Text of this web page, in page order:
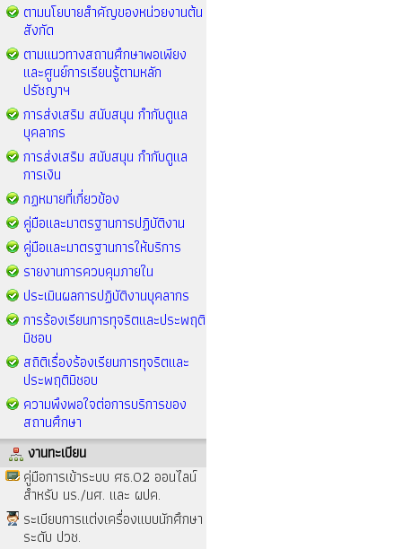
ตามนโยบายสำคัญของหน่วยงานต้น
สังกัด
ตามแนวทางสถานศึกษาพอเพียง
และศูนย์การเรียนรู้ตามหลัก
ปรัชญาฯ
การส่งเสริม สนับสนุน กำกับดูแล
บุคลากร
การส่งเสริม สนับสนุน กำกับดูแล
การเงิน
กฏหมายที่เกี่ยวข้อง
คู่มือและมาตรฐานการปฏิบัติงาน
คู่มือและมาตรฐานการให้บริการ
รายงานการควบคุมภายใน
ประเมินผลการปฏิบัติงานบุคลากร
การร้องเรียนการทุจริตและประพฤติ
มิชอบ
สถิติเรื่องร้องเรียนการทุจริตและ
ประพฤติมิชอบ
ความพึงพอใจต่อการบริการของ
สถานศึกษา
งานทะเบียน
คู่มือการเข้าระบบ ศธ.02 ออนไลน์
สำหรับ นร./นศ. และ ผปค.
ระเบียบการแต่งเครื่องแบบนักศึกษา
ระดับ ปวช.